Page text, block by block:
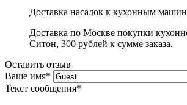
Доставка насадок к кухонным
Доставка по Москве покупки
Ситон, 300 рублей к сумме заказа.
Оставить отзыв
Ваше имя*
Текст сообщения*